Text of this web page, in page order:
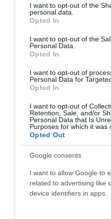
not limited to your visit or
grant or deny consent to
use your data for below
consent section.
I want to opt-out of the
personal data.
Opted In
I want to opt-out of the
Personal Data.
Opted In
I want to opt-out of
Personal Data for
Opted In
I want to opt-out of
Retention, Sale, and/or
Personal Data that Is
Purposes for which it was
Opted Out
Google consents
I want to allow Google to
related to advertising like
device identifiers in apps.
Δύο στα δύο η
γυναικών
Η Εθνική ομάδα μπάσκετ
κατηγορίας.
05.07.2026 ΑΚΑΔΗΜΙΑ